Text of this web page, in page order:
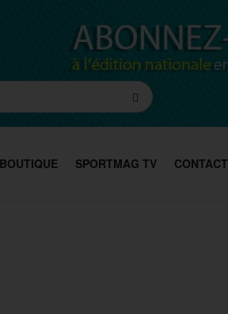
BOUTIQUE SPORTMAG TV CONTACT